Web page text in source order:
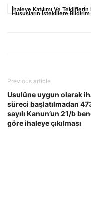
İhaleye Katılımı Ve
Hususların İsteklilere
Previous article
Usulüne uygun olarak
süreci başlatılmadan
sayılı Kanun’un 21/b
göre ihaleye çıkılması